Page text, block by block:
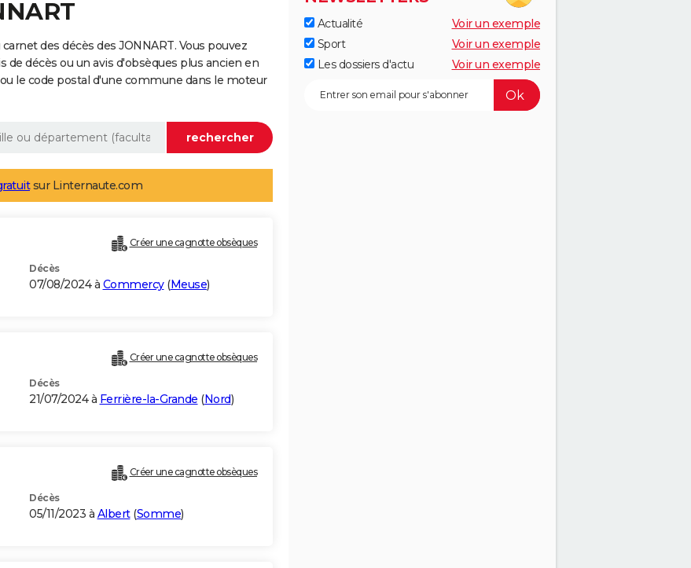
des décès des JONNART. Vous pouvez
décès ou un avis d'obsèques plus ancien en
le code postal d'une commune dans le moteur
sur Linternaute.com
Créer une cagnotte obsèques
Décès
07/08/2024 à Commercy(Meuse)
Créer une cagnotte obsèques
Décès
21/07/2024 à Ferrière-la-Grande (Nord)
Créer une cagnotte obsèques
Décès
05/11/2023 à Albert(Somme)
Actualité
Voir un exemple
Sport
Voir un exemple
Les dossiers d'actu
Voir un exemple